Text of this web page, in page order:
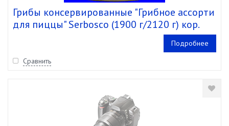
Грибы консервированные "Грибное ассорти
для пиццы" Serbosco (1900 г/2120 г) кор.
Подробнее
Сравнить